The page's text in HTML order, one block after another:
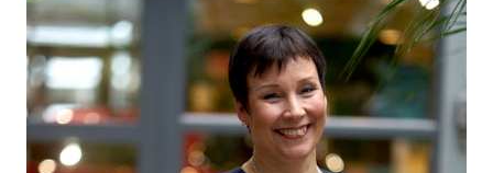
VASTUULLISUUS